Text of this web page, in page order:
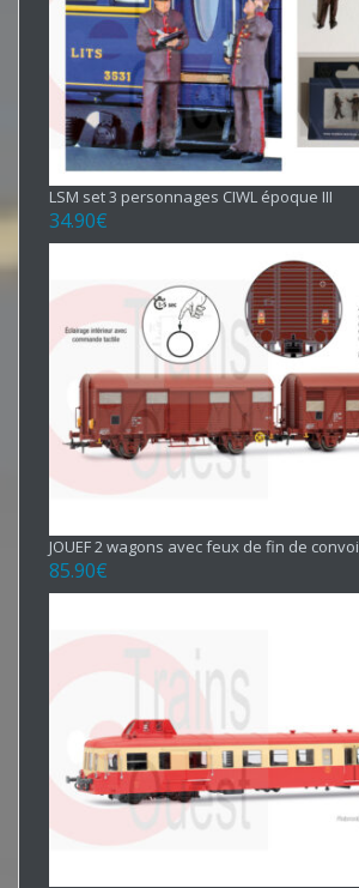
LSM set 3 personnages CIWL époque III
34.90€
JOUEF 2 wagons avec feux de fin de convoi
85.90€